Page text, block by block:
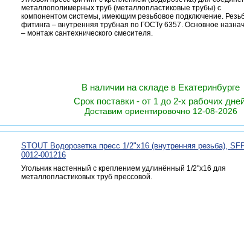
металлополимерных труб (металлопластиковые трубы) с
компонентом системы, имеющим резьбовое подключение.
фитинга – внутренняя трубная по ГОСТу 6357. Основное
– монтаж сантехнического смесителя.
В наличии на складе в Екатеринбурге
Срок поставки - от 1 до 2-х рабочих
Доставим ориентировочно 12-08-2026
STOUT Водорозетка пресс 1/2"х16 (внутренняя резьба),
0012-001216
Угольник настенный с креплением удлинённый 1/2"х16 для
металлопластиковых труб прессовой.